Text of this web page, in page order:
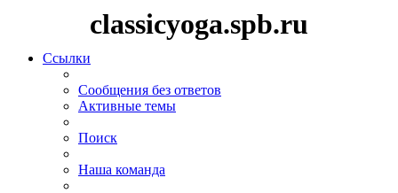
classicyoga.spb.ru
Ссылки
Сообщения без ответов
Активные темы
Поиск
Наша команда